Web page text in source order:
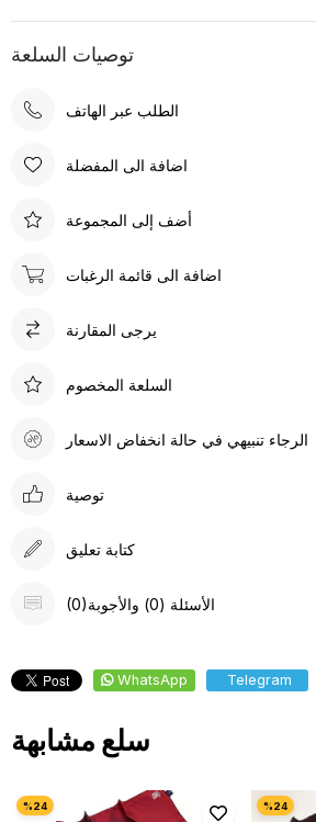
توصيات السلعة
الطلب عبر الهاتف
اضافة الى المفضلة
أضف إلى المجموعة
اضافة الى قائمة الرغبات
يرجى المقارنة
السلعة المخصوم
الرجاء تنبيهي في حالة انخفاض الاسعار
توصية
كتابة تعليق
(0)الأسئلة (0) والأجوبة
WhatsApp Telegram
سلع مشابهة